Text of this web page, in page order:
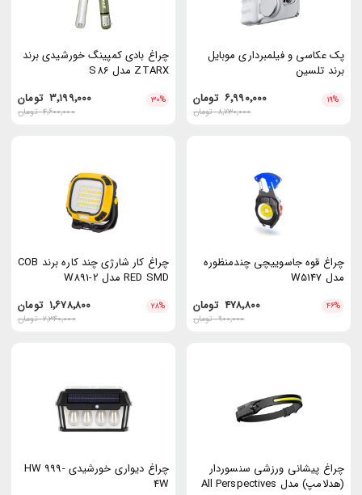
پک عکاسی و فیلمبرداری موبایل
برند تلسین
۱۹% ۶٬۹۹۰٬۰۰۰ تومان
۸٬۷۳۰٬۰۰۰تومان
چراغ بادی کمپینگ خورشیدی برند
ZTARX مدل S86
۳۰% ۳٬۱۹۹٬۰۰۰تومان
۴٬۶۰۰٬۰۰۰تومان
چراغ قوه جاسوییچی چندمنظوره
مدل W5147
۴۶% ۴۷۸٬۸۰۰ تومان
۹۰۰٬۰۰۰تومان
چراغ کار شارژی چند کاره برند COB
RED SMD مدل W891-2
۲۸% ۱٬۶۷۸٬۸۰۰تومان
۲٬۳۴۰٬۰۰۰تومان
چراغ پیشانی ورزشی سنسوردار
(هدلامپ) مدل All Perspectives
چراغ دیواری خورشیدی HW 999-
4W